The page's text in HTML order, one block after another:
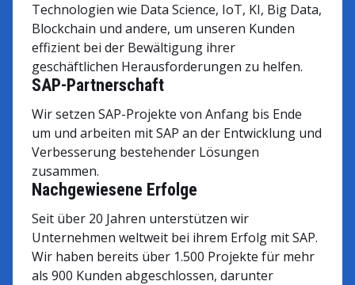
SAP-Partnerschaft
Wir setzen SAP-Projekte von Anfang bis Ende
um und arbeiten mit SAP an der Entwicklung und
Verbesserung bestehender Lösungen
zusammen.
Nachgewiesene Erfolge
Seit über 20 Jahren unterstützen wir
Unternehmen weltweit bei ihrem Erfolg mit SAP.
Wir haben bereits über 1.500 Projekte für mehr
als 900 Kunden abgeschlossen, darunter
Technologien wie Data Science, IoT, KI, Big Data,
Blockchain und andere, um unseren Kunden
effizient bei der Bewältigung ihrer
geschäftlichen Herausforderungen zu helfen.